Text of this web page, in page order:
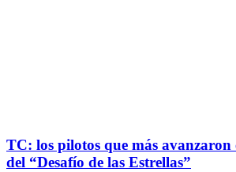
TC: los pilotos que más avanzaron
del “Desafío de las Estrellas”